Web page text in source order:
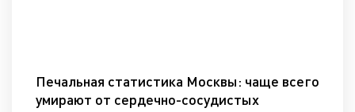
Печальная статистика Москвы: чаще всего
умирают от сердечно-сосудистых